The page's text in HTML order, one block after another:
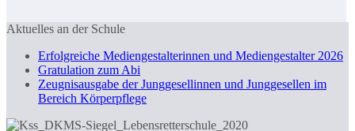
Aktuelles an der Schule
Erfolgreiche Mediengestalterinnen und Mediengestalter 2026
Gratulation zum Abi
Zeugnisausgabe der Junggesellinnen und Junggesellen im
Bereich Körperpflege